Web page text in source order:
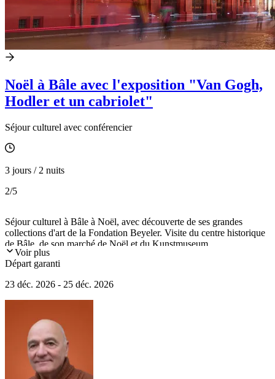
Noël à Bâle avec l'exposition "Van Gogh,
Hodler et un cabriolet"
Séjour culturel avec conférencier
3 jours / 2 nuits
2/5
Séjour culturel à Bâle à Noël, avec découverte de ses grandes
collections d'art de la Fondation Beyeler. Visite du centre historique
de Bâle, de son marché de Noël et du Kunstmuseum.
Voir plus
Départ garanti
23 déc. 2026 - 25 déc. 2026